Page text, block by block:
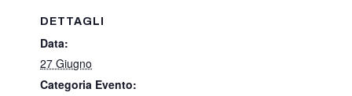
DETTAGLI
Data:
27 Giugno
Categoria Evento: